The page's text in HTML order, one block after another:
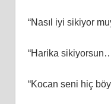
“Nasıl iyi sikiyor
“Harika
“Kocan seni hiç